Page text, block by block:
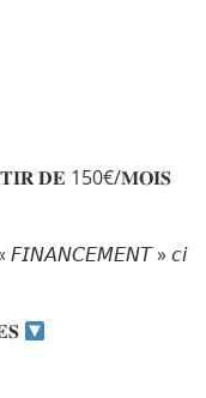
𝐃𝐄 150€/𝐌𝐎𝐈𝐒
« 𝘍𝘐𝘕𝘈𝘕𝘊𝘌𝘔𝘌𝘕𝘛 » 𝘤𝘪